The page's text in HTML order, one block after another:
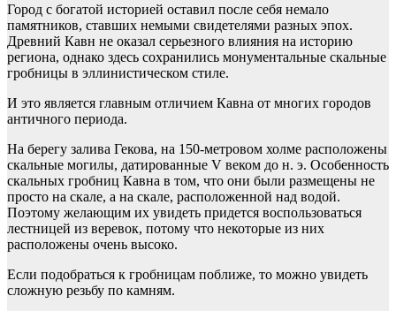
Город с богатой историей оставил после себя немало
памятников, ставших немыми свидетелями разных эпох.
Древний Кавн не оказал серьезного влияния на историю
региона, однако здесь сохранились монументальные скальные
гробницы в эллинистическом стиле.
И это является главным отличием Кавна от многих городов
античного периода.
На берегу залива Гекова, на 150-метровом холме расположены
скальные могилы, датированные V веком до н. э. Особенность
скальных гробниц Кавна в том, что они были размещены не
просто на скале, а на скале, расположенной над водой.
Поэтому желающим их увидеть придется воспользоваться
лестницей из веревок, потому что некоторые из них
расположены очень высоко.
Если подобраться к гробницам поближе, то можно увидеть
сложную резьбу по камням.